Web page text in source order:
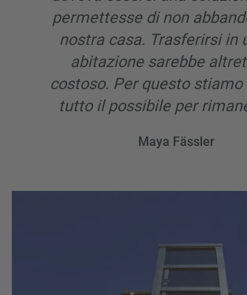
permettesse di non
nostra casa. Trasferirsi in
abitazione sarebbe
costoso. Per questo
tutto il possibile per
Maya Fässler